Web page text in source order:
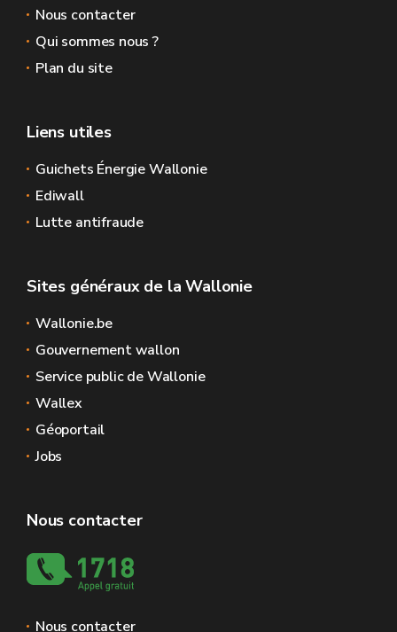
Nous contacter
Qui sommes nous ?
Plan du site
Liens utiles
Guichets Énergie Wallonie
Ediwall
Lutte antifraude
Sites généraux de la Wallonie
Wallonie.be
Gouvernement wallon
Service public de Wallonie
Wallex
Géoportail
Jobs
Nous contacter
Nous contacter